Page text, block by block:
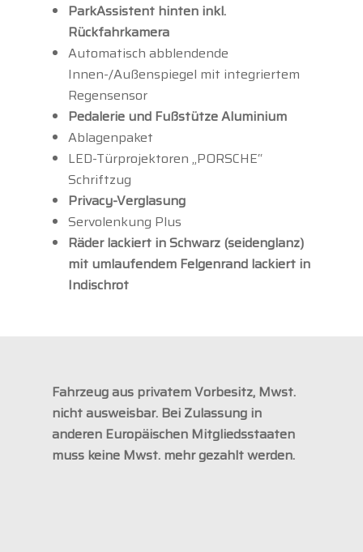
ParkAssistent hinten inkl.
Rückfahrkamera
Automatisch abblendende
Innen-/Außenspiegel mit integriertem
Regensensor
Pedalerie und Fußstütze Aluminium
Ablagenpaket
LED-Türprojektoren „PORSCHE“
Schriftzug
Privacy-Verglasung
Servolenkung Plus
Räder lackiert in Schwarz (seidenglanz)
mit umlaufendem Felgenrand lackiert in
Indischrot
Fahrzeug aus privatem Vorbesitz, Mwst.
nicht ausweisbar. Bei Zulassung in
anderen Europäischen Mitgliedsstaaten
muss keine Mwst. mehr gezahlt werden.